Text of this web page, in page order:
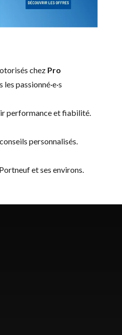
chez Pro
passionné·e·s
performance et fiabilité.
personnalisés.
et ses environs.